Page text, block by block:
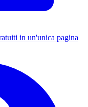
in un'unica pagina